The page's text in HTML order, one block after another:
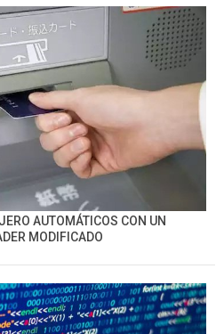
AUTOMÁTICOS CON UN
MODIFICADO